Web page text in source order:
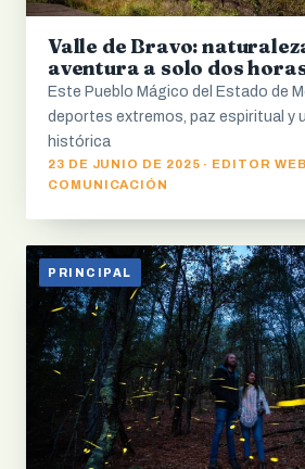
Valle de Bravo:
aventura a solo dos
Este Pueblo Mágico del Estado de
deportes extremos, paz espiritual y
histórica
23 DE JUNIO DE 2025 · EDITOR
COMUNICACIÓN
PRINCIPAL